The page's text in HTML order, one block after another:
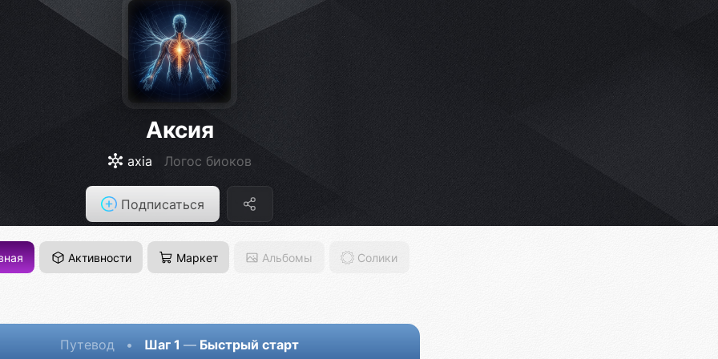
Аксия
axia Логос биоков
Подписаться
Активности Маркет Альбомы Солики
Путевод • Шаг 1 — Быстрый старт